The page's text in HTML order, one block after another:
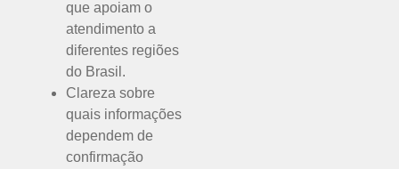
que apoiam o
atendimento a
diferentes regiões
do Brasil.
Clareza sobre
quais informações
dependem de
confirmação